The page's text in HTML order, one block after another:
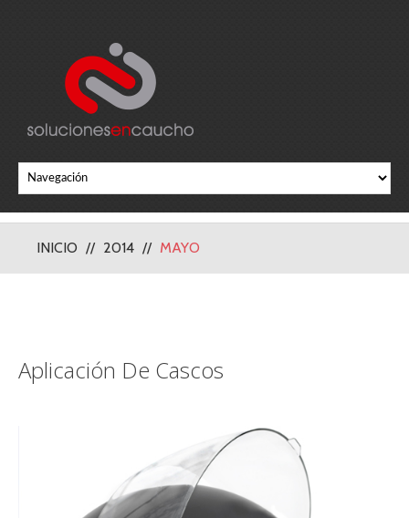
INICIO 2014 MAYO
Aplicación De Cascos